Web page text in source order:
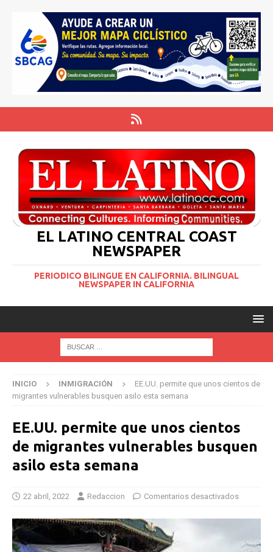
EL LATINO CENTRAL COAST
NEWSPAPER
PERIODICO BILINGUE EN CALIFORNIA. BILINGUAL
NEWSPAPER IN CALIFORNIA
INICIO INMIGRACIÓN
EE.UU. permite que unos cientos de
migrantes vulnerables busquen asilo esta semana
EE.UU. permite que unos cientos
de migrantes vulnerables busquen
asilo esta semana
22 abril, 2022 Redaccion Comentarios desactivados